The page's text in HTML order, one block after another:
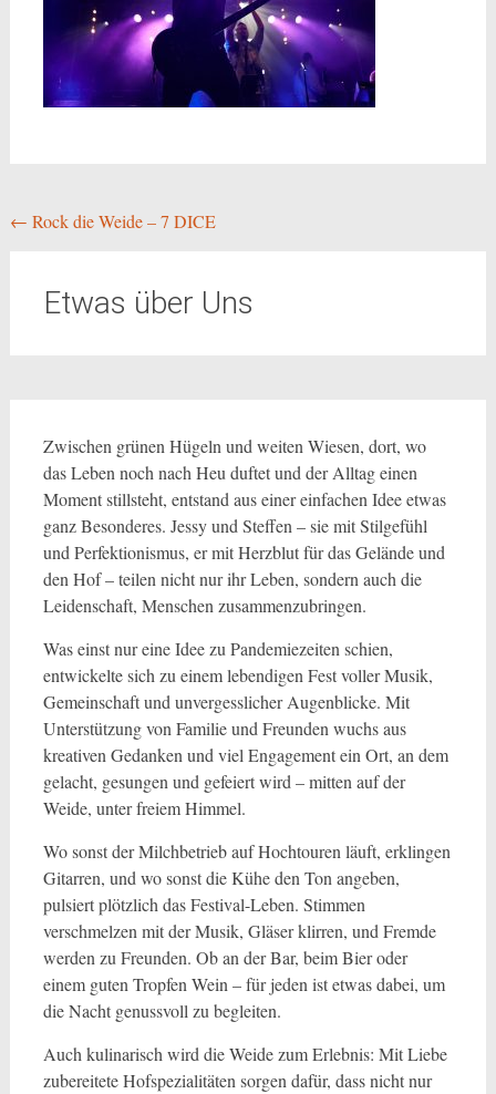
Beitragsnavigation
← Rock die Weide – 7 DICE
Etwas über Uns
Zwischen grünen Hügeln und weiten Wiesen, dort, wo
das Leben noch nach Heu duftet und der Alltag einen
Moment stillsteht, entstand aus einer einfachen Idee etwas
ganz Besonderes. Jessy und Steffen – sie mit Stilgefühl
und Perfektionismus, er mit Herzblut für das Gelände und
den Hof – teilen nicht nur ihr Leben, sondern auch die
Leidenschaft, Menschen zusammenzubringen.
Was einst nur eine Idee zu Pandemiezeiten schien,
entwickelte sich zu einem lebendigen Fest voller Musik,
Gemeinschaft und unvergesslicher Augenblicke. Mit
Unterstützung von Familie und Freunden wuchs aus
kreativen Gedanken und viel Engagement ein Ort, an dem
gelacht, gesungen und gefeiert wird – mitten auf der
Weide, unter freiem Himmel.
Wo sonst der Milchbetrieb auf Hochtouren läuft, erklingen
Gitarren, und wo sonst die Kühe den Ton angeben,
pulsiert plötzlich das Festival-Leben. Stimmen
verschmelzen mit der Musik, Gläser klirren, und Fremde
werden zu Freunden. Ob an der Bar, beim Bier oder
einem guten Tropfen Wein – für jeden ist etwas dabei, um
die Nacht genussvoll zu begleiten.
Auch kulinarisch wird die Weide zum Erlebnis: Mit Liebe
zubereitete Hofspezialitäten sorgen dafür, dass nicht nur